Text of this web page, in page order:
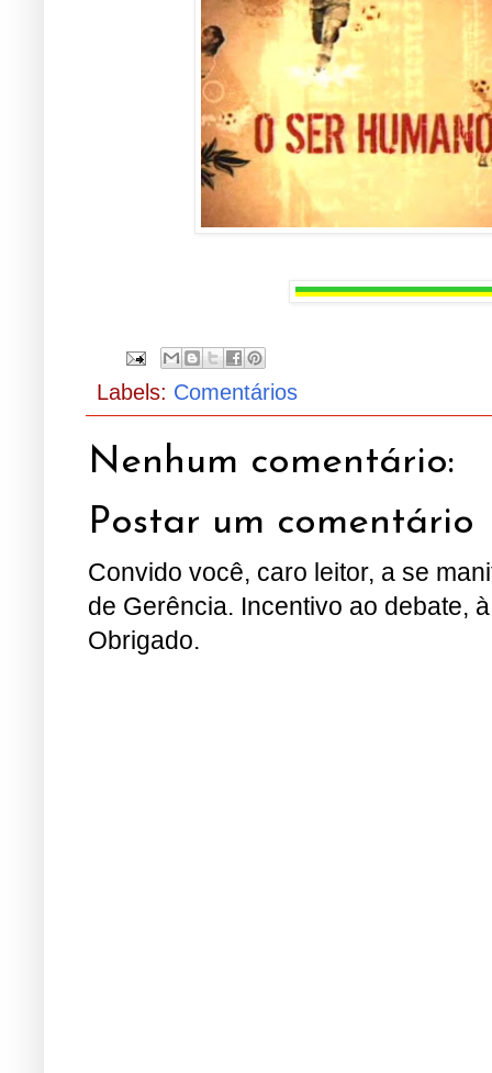
Labels: Comentários
Nenhum comentário:
Postar um comentário
Convido você, caro leitor, a se
de Gerência. Incentivo ao debate,
Obrigado.